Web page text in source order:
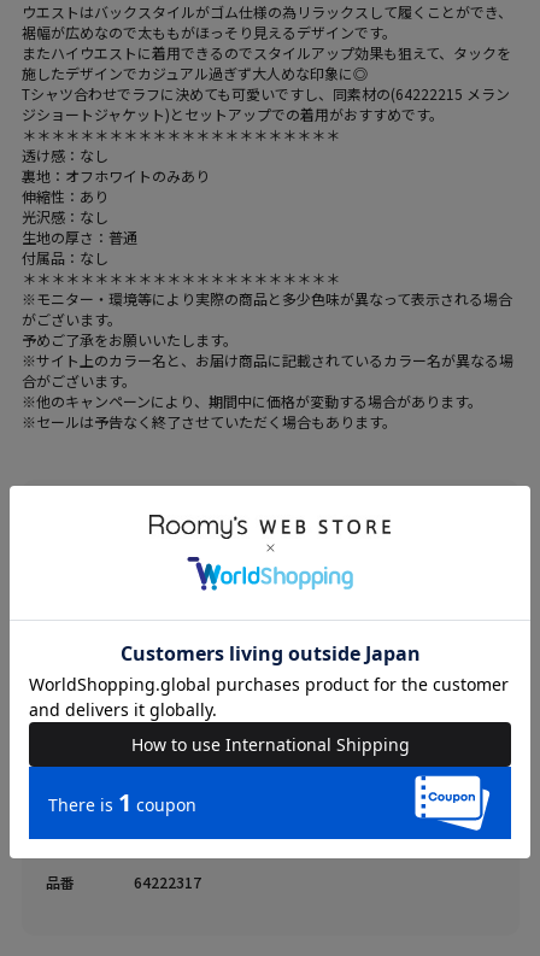
ウエストはバックスタイルがゴム仕様の為リラックスして履くことができ、
裾幅が広めなので太ももがほっそり見えるデザインです。
またハイウエストに着用できるのでスタイルアップ効果も狙えて、タックを
施したデザインでカジュアル過ぎず大人めな印象に◎
Tシャツ合わせでラフに決めても可愛いですし、同素材の(64222215 メラン
ジショートジャケット)とセットアップでの着用がおすすめです。
＊＊＊＊＊＊＊＊＊＊＊＊＊＊＊＊＊＊＊＊＊＊
透け感：なし
裏地：オフホワイトのみあり
伸縮性：あり
光沢感：なし
生地の厚さ：普通
付属品：なし
＊＊＊＊＊＊＊＊＊＊＊＊＊＊＊＊＊＊＊＊＊＊
※モニター・環境等により実際の商品と多少色味が異なって表示される場合
がございます。
予めご了承をお願いいたします。
※サイト上のカラー名と、お届け商品に記載されているカラー名が異なる場
合がございます。
※他のキャンペーンにより、期間中に価格が変動する場合があります。
※セールは予告なく終了させていただく場合もあります。
SPIRALGIRL
WOMENS > パンツ > その他パンツ
素材
イエロー.グレー：ポリエステル-98%、ポリウレタ
ウレタン-2%、裏地オフホワイト：ポリエステ
ル-100%
原産国
中国
返品・交換
返品特約
品名
メランジショートパンツ
品番
64222317